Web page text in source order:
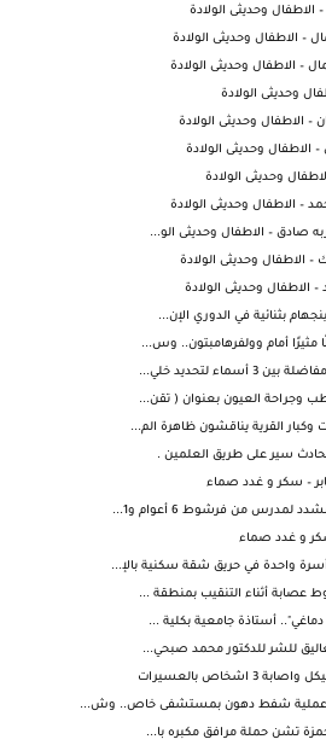
وحديثى الولادة
– الاطفال وحديثى الولادة
– الاطفال وحديثى الولادة
وحديثى الولادة
– الاطفال وحديثى الولادة
الاطفال وحديثى الولادة
وحديثى الولادة
– الاطفال وحديثى الولادة
صادق – الاطفال وحديثى الو...
– الاطفال وحديثى الولادة
الاطفال وحديثى الولادة
بثنائية في الدوري الإن...
أمام وولفرهامبتون.. وس...
لتحديد خلي...
طب وجراحة العيون بعنوان ( تقن...
القرية يناقشون ظاهرة الم...
سير على طريق العلمين .
– سكر و غدد صماء
لمدرس من فرشوط 6 أعوام و1...
و غدد صماء
عصابة أثناء التنقيب بمنطقة ...
أستاذة جامعية بكلية ...
للشر للدكتور محمد صبحي...
بالعسيرات
عملية شفط دهون بمستشفى خاص.. وش...
تشن حملة مرافق مكبره با...